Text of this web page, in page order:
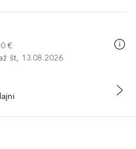
€
št, 13.08.2026
KOŠÍKA